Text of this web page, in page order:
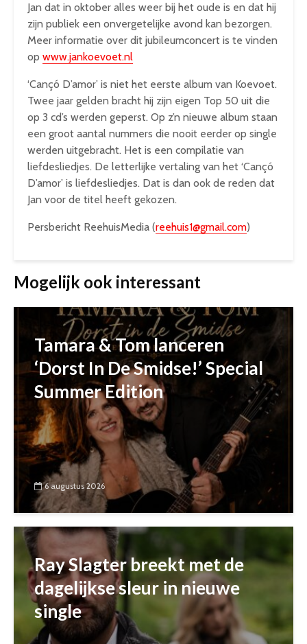
Jan dat in oktober alles weer bij het oude is en dat hij
zijn publiek een onvergetelijke avond kan bezorgen.
Meer informatie over dit jubileumconcert is te vinden
op www.jankoevoet.nl
‘Cançó D’amor’ is niet het eerste album van Koevoet.
Twee jaar gelden bracht hij zijn eigen Top 50 uit die
op 3 cd’s werden geperst. Op z’n nieuwe album staan
een groot aantal nummers die nooit eerder op single
werden uitgebracht. Het is een compilatie van
liefdesliedjes. De letterlijke vertaling van het ‘Cançó
D’amor’ is liefdesliedjes. Dat is dan ook de reden dat
Jan voor de titel heeft gekozen.
Persbericht ReehuisMedia (reehuis1@gmail.com)
Mogelijk ook interessant
Tamara & Tom lanceren
‘Dorst In De Smidse!’ Special
Summer Edition
6 augustus 2026
Ray Slagter breekt met de
dagelijkse sleur in nieuwe
single